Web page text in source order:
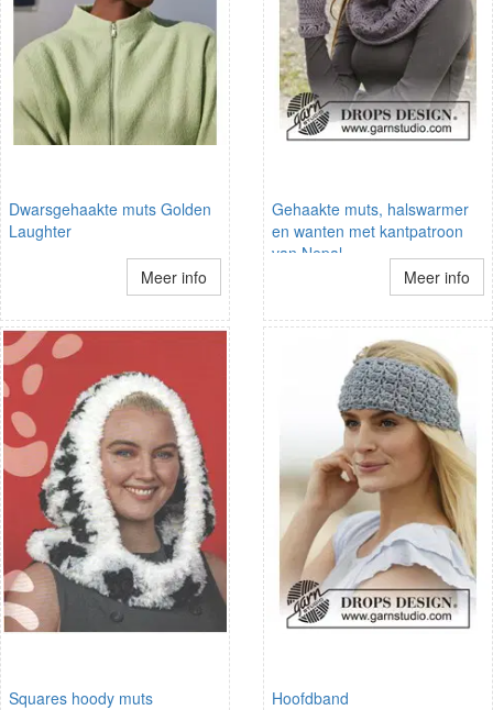
Dwarsgehaakte muts Golden
Laughter
Meer info
Gehaakte muts, halswarmer
en wanten met kantpatroon
van Nepal
Meer info
Squares hoody muts Hoofdband